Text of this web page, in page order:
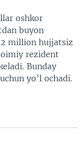
oshkor
buyon
million hujjatsiz
rezident
Bunday
yo’l ochadi.